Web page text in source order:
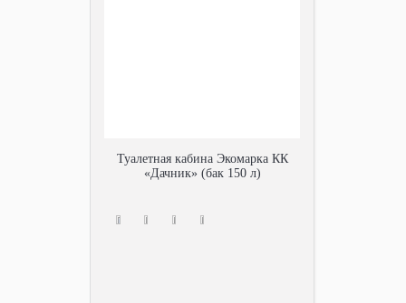
Туалетная кабина Экомарка КК
«Дачник» (бак 150 л)